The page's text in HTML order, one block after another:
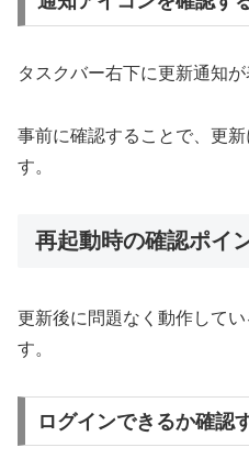
タスクバー右下に更新通知
事前に確認することで、更
す。
再起動時の確認ポイ
更新後に問題なく動作して
す。
ログインできるか確認